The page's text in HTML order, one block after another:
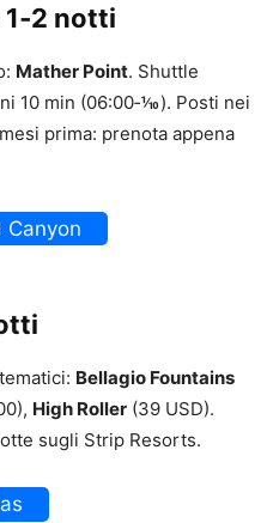
1‑2 notti
Mather Point. Shuttle
10 min (06:00‑⅒). Posti nei
prima: prenota appena
Canyon
Bellagio Fountains
High Roller (39 USD).
sugli Strip Resorts.